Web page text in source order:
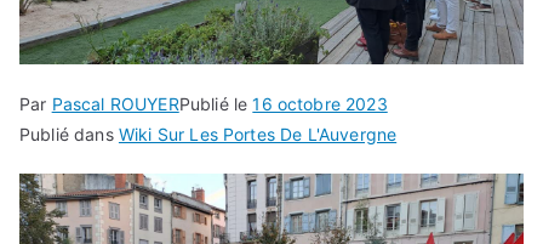
Par Pascal ROUYERPublié le16 octobre 2023
Publié dans Wiki Sur Les Portes De L'Auvergne